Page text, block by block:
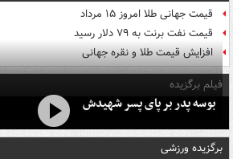
قیمت جهانی طلا امروز ۱۵ مرداد
قیمت نفت برنت به ۷۹ دلار رسید
افزایش قیمت طلا و نقره جهانی
فیلم برگزیده
بوسه‌ پدر بر پای پسر شهیدش
برگزیده ورزشی